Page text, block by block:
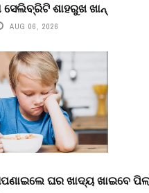
ଶାହରୁଖ ଖାନ୍
AUG 06, 2026
ଘର ଖାଦ୍ୟ ଖାଇବେ